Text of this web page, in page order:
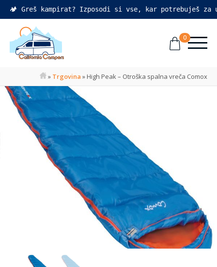
🏕️ Greš kampirat? Izposodi si vse, kar potrebuješ
0
» Trgovina »High Peak – Otroška spalna vreča Comox